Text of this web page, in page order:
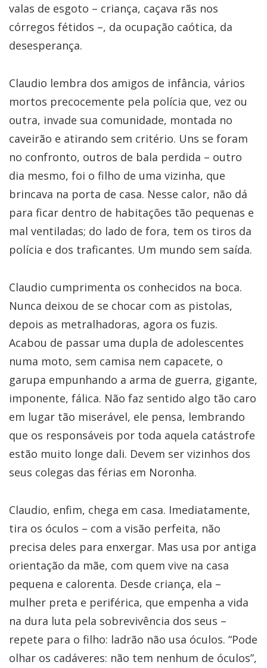
valas de esgoto – criança, caçava rãs nos
córregos fétidos –, da ocupação caótica, da
desesperança.
Claudio lembra dos amigos de infância, vários
mortos precocemente pela polícia que, vez ou
outra, invade sua comunidade, montada no
caveirão e atirando sem critério. Uns se foram
no confronto, outros de bala perdida – outro
dia mesmo, foi o filho de uma vizinha, que
brincava na porta de casa. Nesse calor, não dá
para ficar dentro de habitações tão pequenas e
mal ventiladas; do lado de fora, tem os tiros da
polícia e dos traficantes. Um mundo sem saída.
Claudio cumprimenta os conhecidos na boca.
Nunca deixou de se chocar com as pistolas,
depois as metralhadoras, agora os fuzis.
Acabou de passar uma dupla de adolescentes
numa moto, sem camisa nem capacete, o
garupa empunhando a arma de guerra, gigante,
imponente, fálica. Não faz sentido algo tão caro
em lugar tão miserável, ele pensa, lembrando
que os responsáveis por toda aquela catástrofe
estão muito longe dali. Devem ser vizinhos dos
seus colegas das férias em Noronha.
Claudio, enfim, chega em casa. Imediatamente,
tira os óculos – com a visão perfeita, não
precisa deles para enxergar. Mas usa por antiga
orientação da mãe, com quem vive na casa
pequena e calorenta. Desde criança, ela –
mulher preta e periférica, que empenha a vida
na dura luta pela sobrevivência dos seus –
repete para o filho: ladrão não usa óculos. “Pode
olhar os cadáveres: não tem nenhum de óculos”,